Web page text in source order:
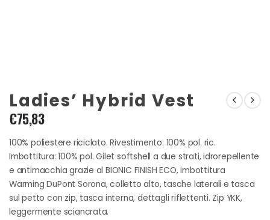
Ladies’ Hybrid Vest
€75,83
100% poliestere riciclato. Rivestimento: 100% pol. ric.
Imbottitura: 100% pol. Gilet softshell a due strati, idrorepellente
e antimacchia grazie al BIONIC FINISH ECO, imbottitura
Warming DuPont Sorona, colletto alto, tasche laterali e tasca
sul petto con zip, tasca interna, dettagli riflettenti. Zip YKK,
leggermente sciancrata.